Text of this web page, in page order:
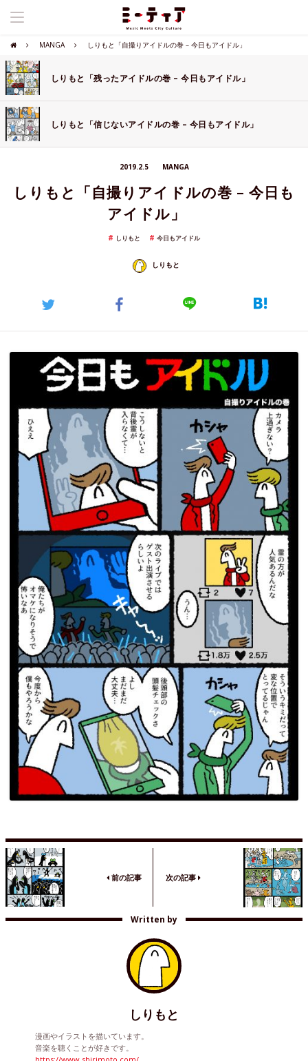
MANGA しりもと「自撮りアイドルの巻 – 今日もアイドル」
しりもと「残ったアイドルの巻 – 今日もアイドル」
しりもと「信じないアイドルの巻 – 今日もアイドル」
2019.2.5 MANGA
しりもと「自撮りアイドルの巻 – 今日も
アイドル」
しりもと 今日もアイドル
しりもと
前の記事 次の記事
Written by
しりもと
漫画やイラストを描いています。
音楽を聴くことが好きです。